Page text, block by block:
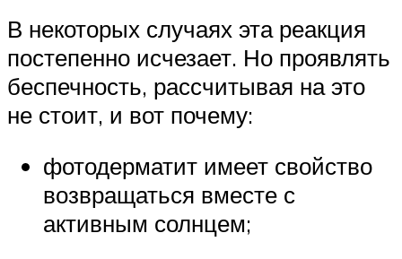
В некоторых случаях эта реакция
постепенно исчезает. Но проявлять
беспечность, рассчитывая на это
не стоит, и вот почему:
фотодерматит имеет свойство
возвращаться вместе с
активным солнцем;